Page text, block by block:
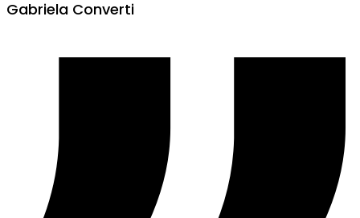
Gabriela Converti